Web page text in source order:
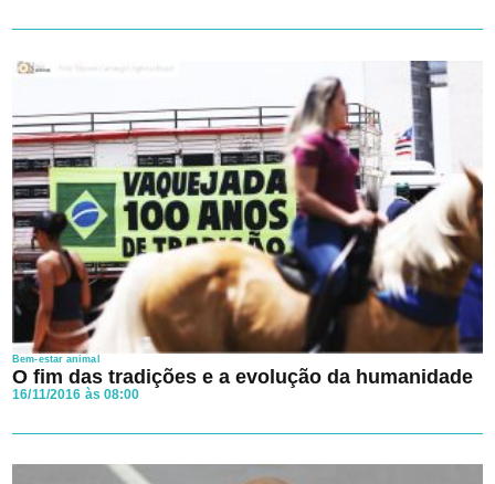
Bem-estar animal
O fim das tradições e a evolução da humanidade
16/11/2016 às 08:00